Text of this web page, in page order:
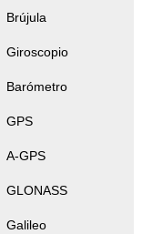
Brújula
Giroscopio
Barómetro
GPS
A-GPS
GLONASS
Galileo